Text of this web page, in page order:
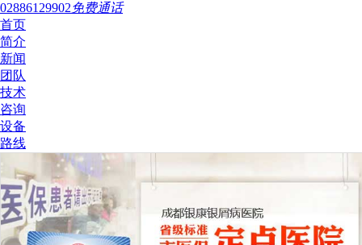
02886129902免费通话
首页
简介
新闻
团队
技术
咨询
设备
路线